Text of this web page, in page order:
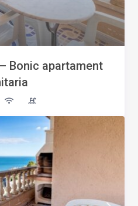
– Bonic apartament